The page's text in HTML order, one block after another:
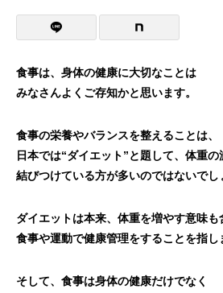
利用者の声
働き続けるための土台
食事は、身体の健康に大切なことは
みなさんよくご存知かと思います。
食事の栄養やバランスを整えることは、
日本では“ダイエット”と題して、体重の
結びつけている方が多いのではないでし
ダイエットは本来、体重を増やす意味も
食事や運動で健康管理をすることを指し
そして、食事は身体の健康だけでなく